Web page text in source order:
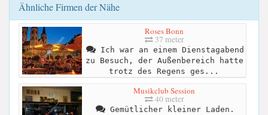
Ähnliche Firmen der Nähe
Roses Bonn
37 meter
Ich war an einem Dienstagabend
zu Besuch, der Außenbereich hatte
trotz des Regens ges...
Musikclub Session
40 meter
Gemütlicher kleiner Laden.